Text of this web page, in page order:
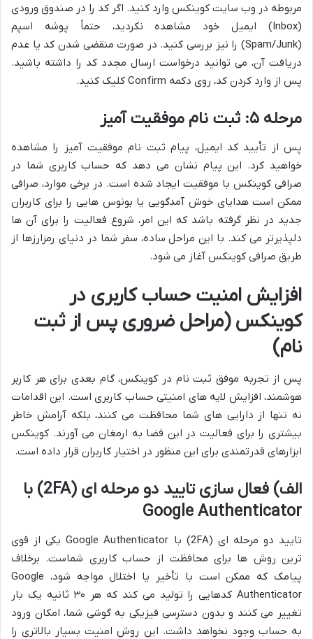
مربوطه در وب سایت کوینکس وارد کنید. اگر کد را در صندوق ورودی
(Inbox) ایمیل خود مشاهده نکردید، حتماً پوشه اسپم
(Spam/Junk) را نیز بررسی کنید. در صورت منقضی شدن کد یا عدم
دریافت آن، می توانید درخواست ارسال مجدد کد را داشته باشید.
پس از وارد کردن کد، روی دکمه Confirm کلیک کنید.
مرحله ۵: ثبت نام موفقیت آمیز
پس از تأیید کد ایمیل، پیام ثبت نام موفقیت آمیز را مشاهده
خواهید کرد. این پیام نشان می دهد که حساب کاربری شما در
صرافی کوینکس با موفقیت ایجاد شده است. در برخی موارد، صرافی
ممکن است هدایای خوش آمدگویی یا بونوس هایی را برای کاربران
جدید در نظر گرفته باشد که این امر، شروع فعالیت را برای آن ها
دلپذیرتر می کند. با این مراحل ساده، سفر شما در دنیای رمزارزها از
طریق صرافی کوینکس آغاز می شود.
افزایش امنیت حساب کاربری در
کوینکس (مراحل ضروری پس از ثبت
نام)
پس از تجربه موفق ثبت نام در کوینکس، گام بعدی برای هر کاربر
هوشمند، افزایش لایه های امنیتی حساب کاربری است. این اقدامات
نه تنها از دارایی های شما محافظت می کنند، بلکه آرامش خاطر
بیشتری را برای فعالیت در این فضا به ارمغان می آورند. کوینکس
ابزارهای قدرتمندی برای این منظور در اختیار کاربران قرار داده است.
الف) فعال سازی تایید دو مرحله ای (2FA) با
Google Authenticator
تایید دو مرحله ای (2FA) با Google Authenticator یکی از قوی
ترین روش ها برای محافظت از حساب کاربری شماست. برخلاف
پیامک که ممکن است با تأخیر یا اختلال مواجه شود، Google
Authenticator کدهایی را تولید می کند که هر ۳۰ ثانیه یک بار
تغییر می کنند و بدون دسترسی فیزیکی به گوشی شما، امکان ورود
به حساب وجود نخواهد داشت. این روش امنیت بسیار بالاتری را